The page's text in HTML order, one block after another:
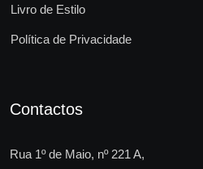
Livro de Estilo
Política de Privacidade
Contactos
Rua 1º de Maio, nº 221 A,